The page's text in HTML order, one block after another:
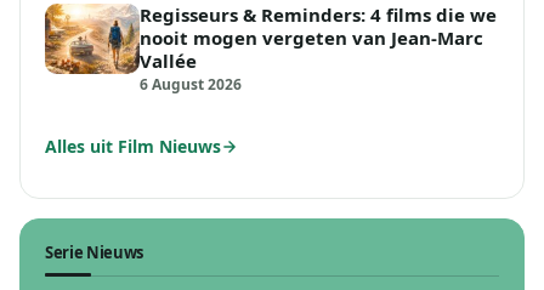
Regisseurs & Reminders: 4 films die we
nooit mogen vergeten van Jean-Marc
Vallée
6 August 2026
Alles uit Film Nieuws
Serie Nieuws